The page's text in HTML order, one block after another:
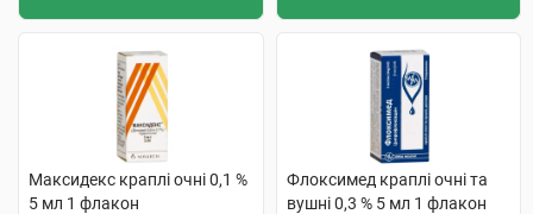
Максидекс краплі очні 0,1 %
5 мл 1 флакон
Флоксимед краплі очні та
вушні 0,3 % 5 мл 1 флакон